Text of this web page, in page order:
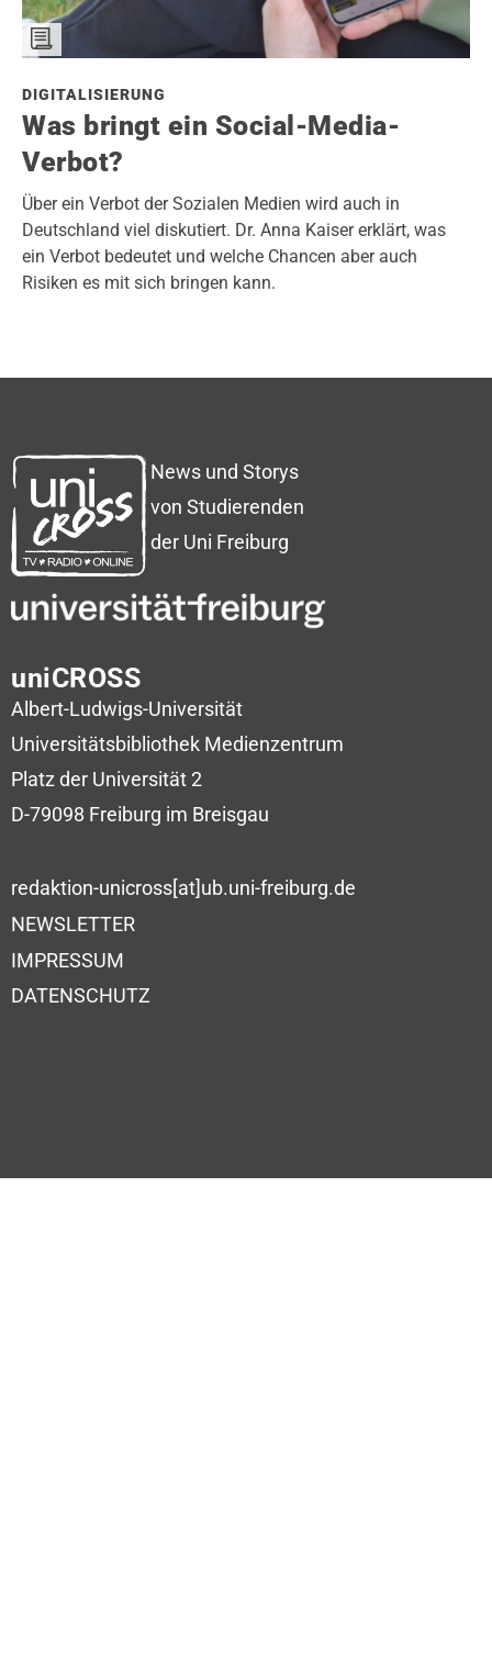
DIGITALISIERUNG
Was bringt ein Social-Media-
Verbot?
Über ein Verbot der Sozialen Medien wird auch in
Deutschland viel diskutiert. Dr. Anna Kaiser erklärt, was
ein Verbot bedeutet und welche Chancen aber auch
Risiken es mit sich bringen kann.
News und Storys
von Studierenden
der Uni Freiburg
uniCROSS
Albert-Ludwigs-Universität
Universitätsbibliothek Medienzentrum
Platz der Universität 2
D-79098 Freiburg im Breisgau
redaktion-unicross[at]ub.uni-freiburg.de
NEWSLETTER
IMPRESSUM
DATENSCHUTZ